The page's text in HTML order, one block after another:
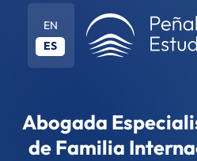
contenido
EN
ES
Abogada
de Familia